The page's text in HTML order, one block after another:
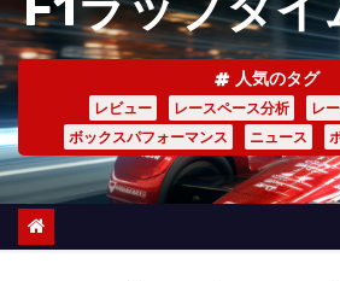
キ
ッ
プ
人気のタグ
レビュー レースペース分析 レ
ボックスパフォーマンス
ニュース